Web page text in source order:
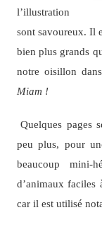
l’illustration
sont savoureux. Il
bien plus grands
notre oisillon
Miam !
Quelques pages
peu plus, pour
beaucoup mini-
d’animaux
car il est utilisé